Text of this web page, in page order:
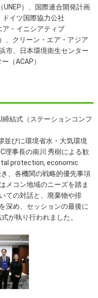
）、国際連合開発計画
ドイツ国際協力公社
ア・イニシアティブ
、クリーン・エア・アジア
市、日本環境衛生センター
（ACAP）
結式（ステーションコンフ
並びに環境省水・大気環境
理事長の南川 秀樹による歓
protection, economic
、各機関の戦略的優先事項
メコン地域のニーズを踏ま
ての対話と、廃棄物や排
深め、セッションの最後に
が執り行われました。